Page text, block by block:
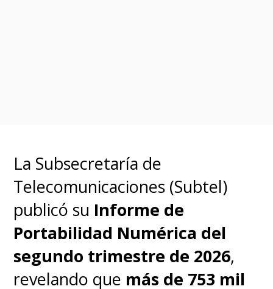
seguimiento ocular, sensores de
profundidad y parpadeo junto a
micrófonos con beamforming
para captar la voz con
precisión , mientras que la
La Subsecretaría de
Telecomunicaciones (Subtel)
publicó su Informe de
Portabilidad Numérica del
segundo trimestre de 2026,
revelando que más de 753 mil